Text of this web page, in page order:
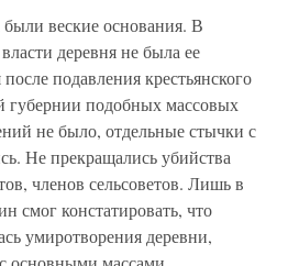
были веские основания. В
деревня не была ее
подавления крестьянского
губернии подобных массовых
не было, отдельные стычки с
Не прекращались убийства
членов сельсоветов. Лишь в
смог констатировать, что
умиротворения деревни,